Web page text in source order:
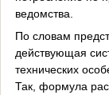
ведомства.
По словам
действующая
технических
Так, формула